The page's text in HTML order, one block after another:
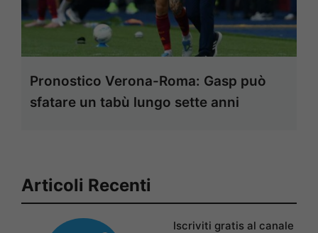
Pronostico Verona-Roma: Gasp può
sfatare un tabù lungo sette anni
Articoli Recenti
Iscriviti gratis al canale